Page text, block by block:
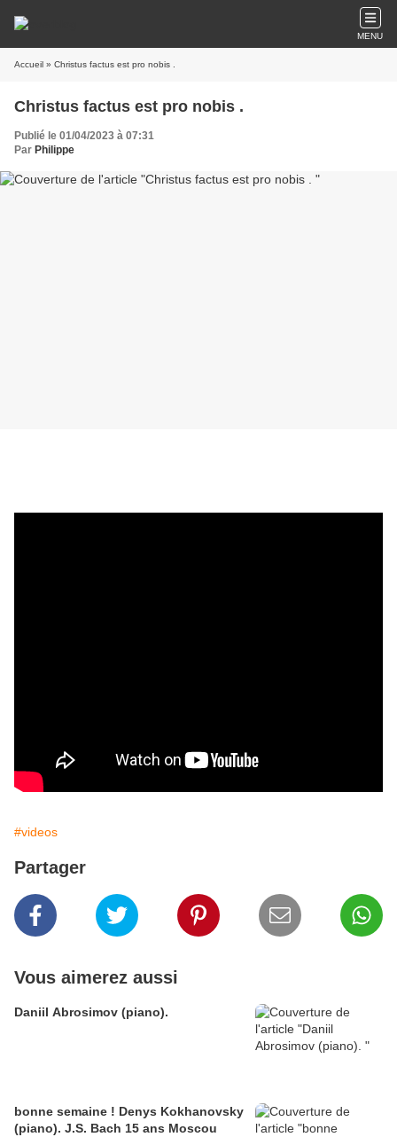
MENU
Accueil » Christus factus est pro nobis .
Christus factus est pro nobis .
Publié le 01/04/2023 à 07:31
Par Philippe
#videos
Partager
Vous aimerez aussi
Daniil Abrosimov (piano).
bonne semaine ! Denys Kokhanovsky
(piano). J.S. Bach 15 ans Moscou